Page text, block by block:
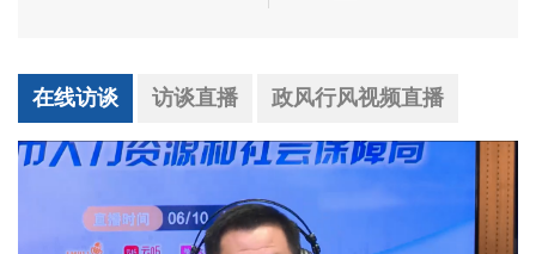
在线访谈 访谈直播 政风行风视频直播